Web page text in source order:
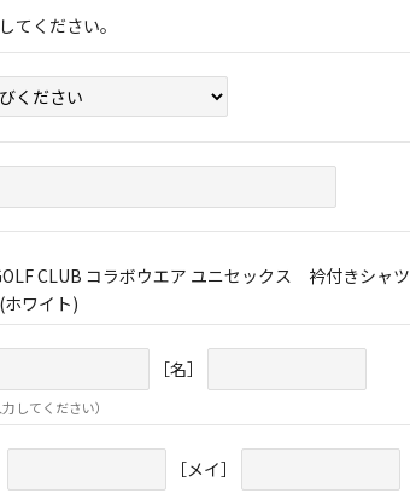
てください。
CLUB コラボウエア ユニセックス 衿付きシャツ
ワイト)
［名］
力してください）
［メイ］